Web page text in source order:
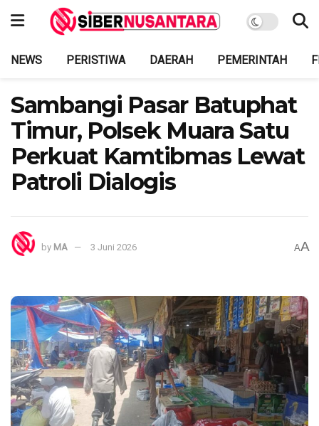
NEWS PERISTIWA DAERAH PEMERINTAH
Sambangi Pasar Batuphat
Timur, Polsek Muara Satu
Perkuat Kamtibmas Lewat
Patroli Dialogis
by MA 3 Juni 2026 AA